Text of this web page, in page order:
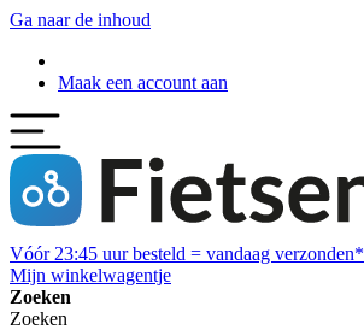
Ga naar de inhoud
Maak een account aan
Vóór 23:45 uur besteld = vandaag verzonden*
Mijn winkelwagentje
Zoeken
Zoeken